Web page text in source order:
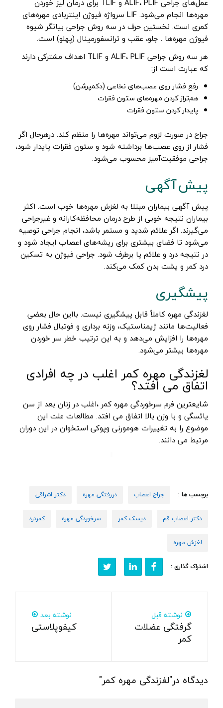
عمل‌های جراحی ALIF، PLIF و TLIF برای درمان لیز خوردن
مهره‌ها انجام می‌شود. LIF سرواژه فیوژن اینتربادی مهره‌های
کمری است. نخستین حرف در سه روش جراحی بیانگر شیوه
فیوژن مهره‌ها ـ جلو، عقب و ترانسفورمینال (پهلو) است.
هر سه روش جراحی ALIF، PLIF و TLIF اهداف مشترکی دارند
که عبارت است از:
رفع فشار روی عصب‌های نخاعی (دکمپرشن)
هم‌تراز کردن مهره‌های ستون فقرات
پایدار کردن ستون فقرات
جراح در صورت لزوم می‌تواند مهره‌ها را منظم کند. درهرحال اگر
فشار از روی عصب‌ها برداشته شود و ستون فقرات پایدار شود،
جراحی موفقیت‌آمیز محسوب می‌شود.
پیش آگهی
پیش آگهی بیماران مبتلا به لغزش مهره‌ها خوب است. اکثر
بیماران نتیجه خوبی از طرح درمان محافظه‌کارانه و غیرجراحی
می‌گیرند. اگر علائم شدید و مستمر باشد، انجام جراحی توصیه
می‌شود تا فضای بیشتری برای ریشه‌های اعصاب ایجاد شود و
در نتیجه درد و علائم پا برطرف شود. جراحی فیوژن به تسکین
درد کمر و پشت بدن کمک می‌کند.
پیشگیری
لغزندگی مهره کاملاً قابل پیشگیری نیست. بااین حال بعضی
فعالیت‌ها مانند ژیمناستیک، وزنه برداری و فوتبال فشار روی
مهره‌ها را افزایش می‌دهد و به این ترتیب خطر سر خوردن
مهره‌ها بیشتر می‌شود.
لغزندگی مهره کمر اغلب در چه افرادی
اتفاق می افتد؟
شایعترین فرم سرخوردگی مهره کمر ،اغلب در زنان بعد از سن
یائسگی و با وزن بالا اتفاق می افتد. مطالعات علت این
موضوع را به تغییرات هومورنی وپوکی استخوان در این دوران
مرتبط می دانند.
برچسب ها : جراح اعصاب دررفتگی مهره دکتر اشراقی
دکتر اعصاب قم دیسک کمر سرخوردگی مهره کمردرد
لغزش مهره
اشتراک گذاری :
نوشته قبل
گرفتگی عضلات
کمر
نوشته بعد
کیفوپلاستی
دیدگاه در"لغزندگی مهره کمر"